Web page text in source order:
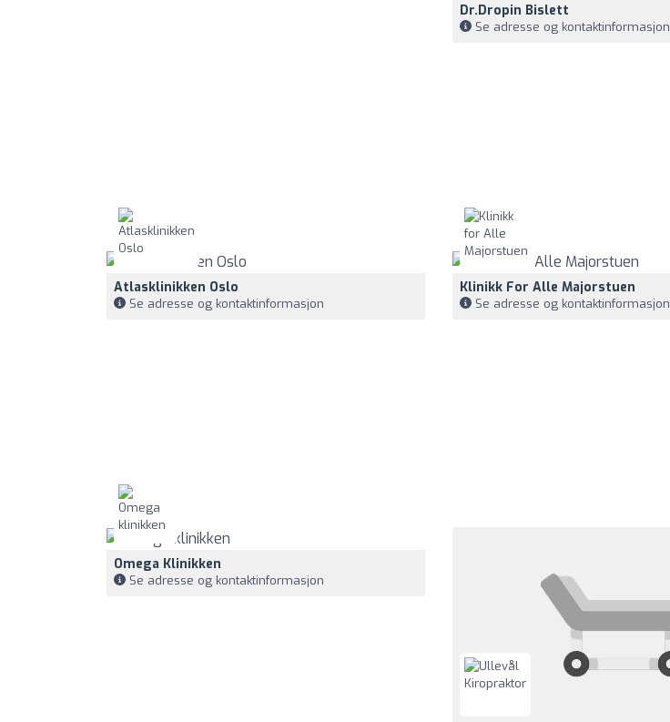
Dr.Dropin Bislett
Se adresse og kontaktinformasjon
Atlasklinikken Oslo
Se adresse og kontaktinformasjon
Klinikk For Alle Majorstuen
Se adresse og kontaktinformasjon
Omega Klinikken
Se adresse og kontaktinformasjon